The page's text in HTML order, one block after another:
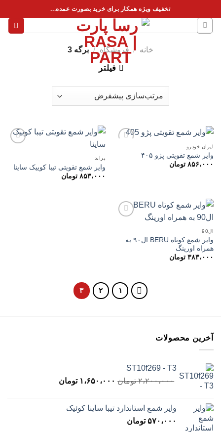
به
محتوا
تخفیف ویژه همکار برای خرید بصورت عمده...
خانه / فروشگاه / برگه 3
فیلتر
ایران خودرو
وایر شمع تقویتی پژو ۴۰۵
۸۵۶،۰۰۰ تومان
افزودن
پراید
وایر شمع تقویتی تیبا کوییک ساینا
۸۵۳،۰۰۰ تومان
افزودن
ال90
وایر شمع کوتاه BERU ال۹۰ به
همراه اورینگ
۳۸۳،۰۰۰ تومان
۱ ۲ ۳
آخرین محصولات
ST10f269 - T3
۲،۲۰۰،۰۰۰ تومان قیمت
بود.
۱،۶۵۰،۰۰۰ تومانقیمت
وایر شمع استاندارد تیبا ساینا کوئیک
۵۷۰،۰۰۰ تومان